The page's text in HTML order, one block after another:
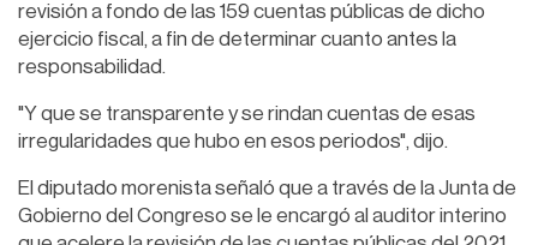
revisión a fondo de las 159 cuentas públicas de dicho
ejercicio fiscal, a fin de determinar cuanto antes la
responsabilidad.
"Y que se transparente y se rindan cuentas de esas
irregularidades que hubo en esos periodos", dijo.
El diputado morenista señaló que a través de la Junta de
Gobierno del Congreso se le encargó al auditor interino